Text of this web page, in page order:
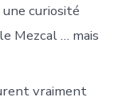
curiosité
Mezcal … mais
vraiment